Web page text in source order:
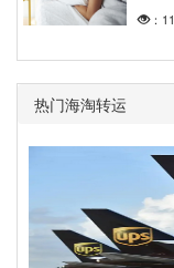
：
热门海淘转运